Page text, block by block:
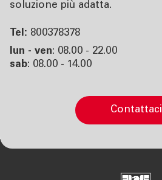
soluzione più adatta.
Tel: 800378378
lun - ven: 08.00 - 22.00
sab: 08.00 - 14.00
contattaci